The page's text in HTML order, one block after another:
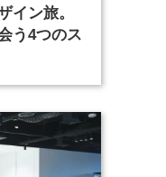
イン旅。
う4つのス